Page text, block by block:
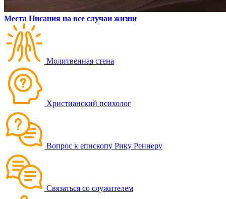
Места Писания на все случаи жизни
Молитвенная стена
Христианский психолог
Вопрос к епископу Рику Реннеру
Связаться со служителем